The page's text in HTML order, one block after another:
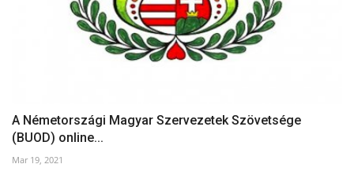
A Németországi Magyar Szervezetek Szövetsége
(BUOD) online...
Mar 19, 2021